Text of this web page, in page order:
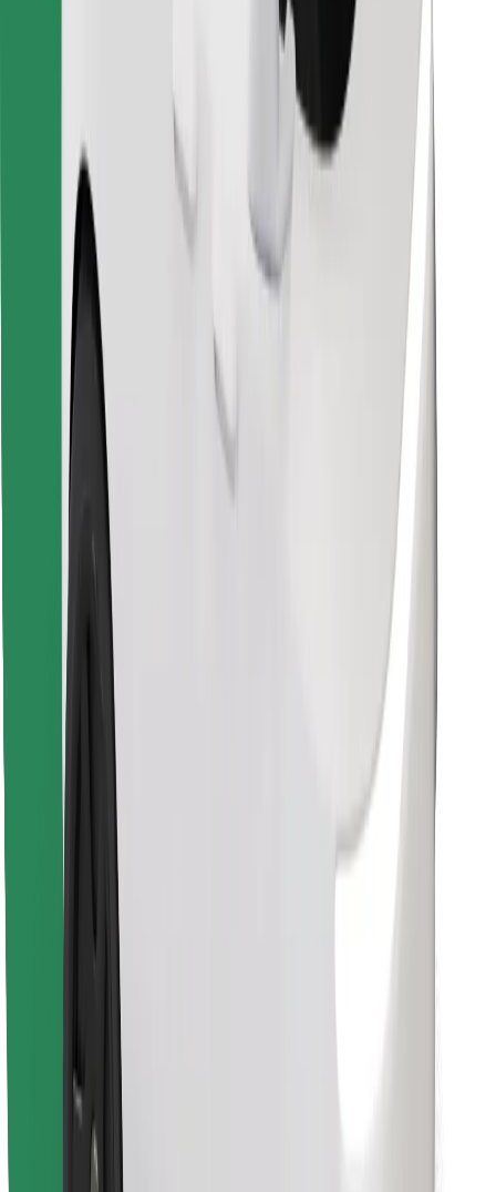
Знайди твою улюблену страву чи їжу!
Завантажити застосунок Bolt Food